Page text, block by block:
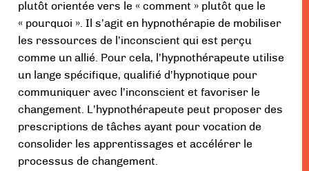
plutôt orientée vers le « comment » plutôt que le
« pourquoi ». Il s’agit en hypnothérapie de mobiliser
les ressources de l’inconscient qui est perçu
comme un allié. Pour cela, l’hypnothérapeute utilise
un lange spécifique, qualifié d’hypnotique pour
communiquer avec l’inconscient et favoriser le
changement. L’hypnothérapeute peut proposer des
prescriptions de tâches ayant pour vocation de
consolider les apprentissages et accélérer le
processus de changement.